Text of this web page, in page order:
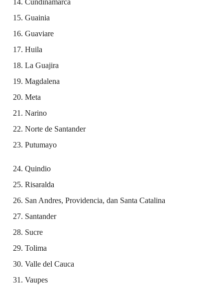
Guainia
Guaviare
Huila
La Guajira
Magdalena
Meta
Narino
Norte de Santander
Putumayo
Quindio
Risaralda
San Andres, Providencia, dan Santa Catalina
Santander
Sucre
Tolima
Valle del Cauca
Vaupes